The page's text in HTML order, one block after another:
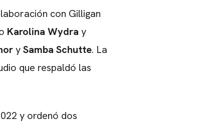
con Gilligan
Karolina Wydra y
ySamba Schutte. La
que respaldó las
y ordenó dos